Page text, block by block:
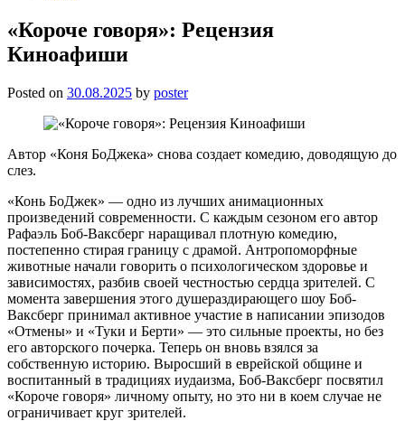
«Короче говоря»: Рецензия
Киноафиши
Posted on 30.08.2025 by poster
Автор «Коня БоДжека» снова создает комедию, доводящую до
слез.
«Конь БоДжек» — одно из лучших анимационных
произведений современности. С каждым сезоном его автор
Рафаэль Боб-Ваксберг наращивал плотную комедию,
постепенно стирая границу с драмой. Антропоморфные
животные начали говорить о психологическом здоровье и
зависимостях, разбив своей честностью сердца зрителей. С
момента завершения этого душераздирающего шоу Боб-
Ваксберг принимал активное участие в написании эпизодов
«Отмены» и «Туки и Берти» — это сильные проекты, но без
его авторского почерка. Теперь он вновь взялся за
собственную историю. Выросший в еврейской общине и
воспитанный в традициях иудаизма, Боб-Ваксберг посвятил
«Короче говоря» личному опыту, но это ни в коем случае не
ограничивает круг зрителей.